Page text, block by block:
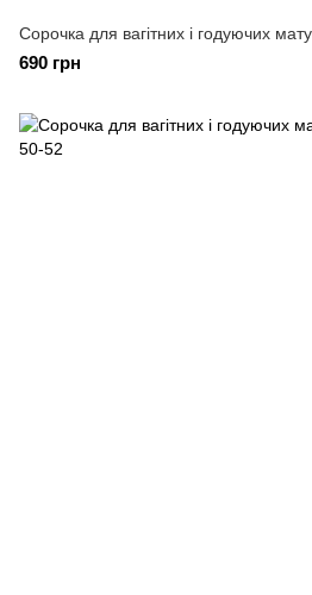
Сорочка для вагітних і годуючих
690 грн